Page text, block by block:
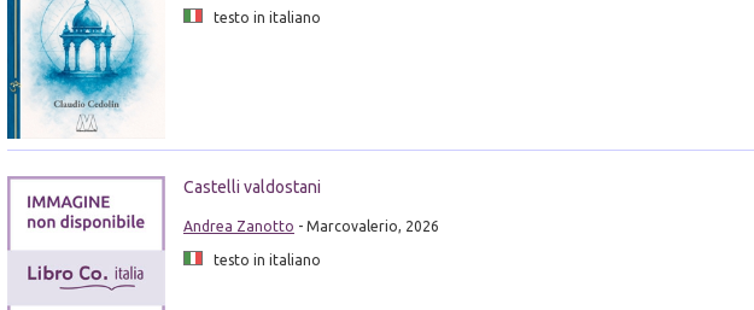
testo in italiano
Castelli valdostani
Andrea Zanotto - Marcovalerio, 2026
testo in italiano